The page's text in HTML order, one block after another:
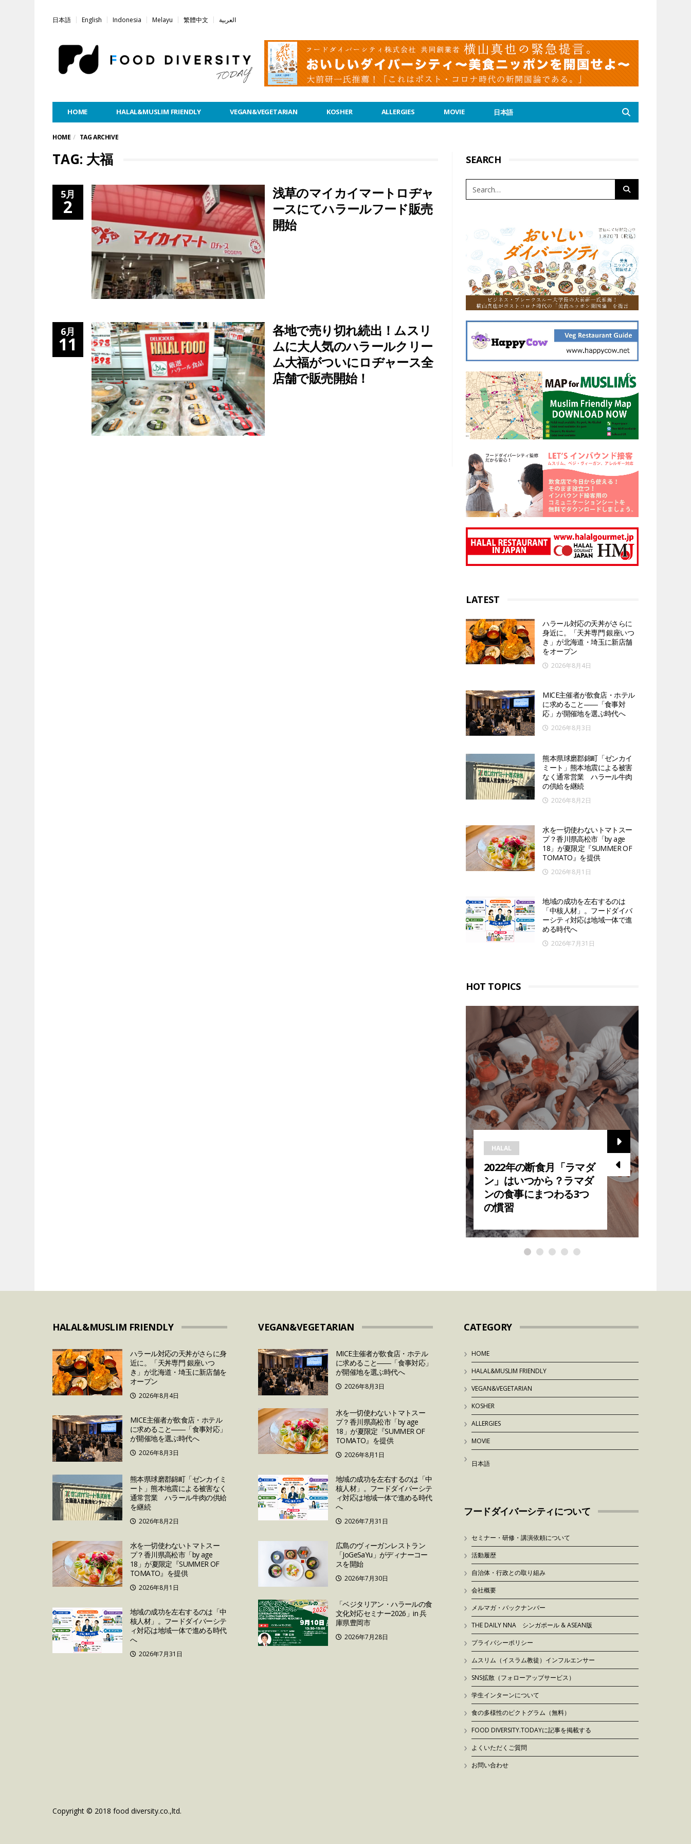
日本語 English Indonesia Melayu 繁體中文 العربية
HOME HALAL&MUSLIM FRIENDLY VEGAN&VEGETARIAN KOSHER ALLERGIES MOVIE 日本語
HOME TAG ARCHIVE
TAG: 大福
5月
2
浅草のマイカイマートロヂャ
ースにてハラールフード販売
開始
6月
11
各地で売り切れ続出！ムスリ
ムに大人気のハラールクリー
ム大福がついにロヂャース全
店舗で販売開始！
SEARCH
LATEST
ハラール対応の天丼がさらに
身近に。「天丼専門 銀座いつ
き」が北海道・埼玉に新店舗
をオープン
2026年8月4日
MICE主催者が飲食店・ホテル
に求めること――「食事対
応」が開催地を選ぶ時代へ
2026年8月3日
熊本県球磨郡錦町「ゼンカイ
ミート」熊本地震による被害
なく通常営業 ハラール牛肉
の供給を継続
2026年8月2日
水を一切使わないトマトスー
プ？香川県高松市「by age
18」が夏限定『SUMMER OF
TOMATO』を提供
2026年8月1日
地域の成功を左右するのは
「中核人材」。フードダイバ
ーシティ対応は地域一体で進
める時代へ
2026年7月31日
HOT TOPICS
HALAL
2022年の断食月「ラマダ
ン」はいつから？ラマダ
ンの食事にまつわる3つ
の慣習
HALAL&MUSLIM FRIENDLY
ハラール対応の天丼がさらに身
近に。「天丼専門 銀座いつ
き」が北海道・埼玉に新店舗を
オープン
2026年8月4日
MICE主催者が飲食店・ホテル
に求めること――「食事対応」
が開催地を選ぶ時代へ
2026年8月3日
熊本県球磨郡錦町「ゼンカイミ
ート」熊本地震による被害なく
通常営業 ハラール牛肉の供給
を継続
2026年8月2日
水を一切使わないトマトスー
プ？香川県高松市「by age
18」が夏限定『SUMMER OF
TOMATO』を提供
2026年8月1日
地域の成功を左右するのは「中
核人材」。フードダイバーシテ
ィ対応は地域一体で進める時代
へ
2026年7月31日
VEGAN&VEGETARIAN
MICE主催者が飲食店・ホテル
に求めること――「食事対応」
が開催地を選ぶ時代へ
2026年8月3日
水を一切使わないトマトスー
プ？香川県高松市「by age
18」が夏限定『SUMMER OF
TOMATO』を提供
2026年8月1日
地域の成功を左右するのは「中
核人材」。フードダイバーシテ
ィ対応は地域一体で進める時代
へ
2026年7月31日
広島のヴィーガンレストラン
「JoGeSaYu」がディナーコー
スを開始
2026年7月30日
「ベジタリアン・ハラールの食
文化対応セミナー2026」in 兵
庫県豊岡市
2026年7月28日
CATEGORY
HOME
HALAL&MUSLIM FRIENDLY
VEGAN&VEGETARIAN
KOSHER
ALLERGIES
MOVIE
日本語
フードダイバーシティについて
セミナー・研修・講演依頼について
活動履歴
自治体・行政との取り組み
会社概要
メルマガ・バックナンバー
THE DAILY NNA シンガポール & ASEAN版
プライバシーポリシー
ムスリム（イスラム教徒）インフルエンサー
SNS拡散（フォローアップサービス）
学生インターンについて
食の多様性のピクトグラム（無料）
FOOD DIVERSITY.TODAYに記事を掲載する
よくいただくご質問
お問い合わせ
Copyright © 2018 food diversity.co.,ltd.